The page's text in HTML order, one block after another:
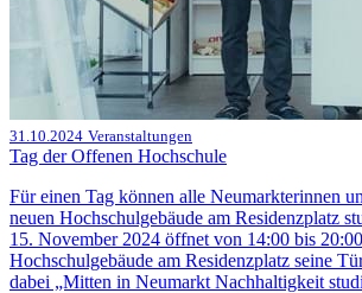
31.10.2024 Veranstaltungen
Tag der Offenen Hochschule
Für einen Tag können alle Neumarkterinnen
neuen Hochschulgebäude am Residenzplatz
15. November 2024 öffnet von 14:00 bis
Hochschulgebäude am Residenzplatz seine
dabei „Mitten in Neumarkt Nachhaltigkeit